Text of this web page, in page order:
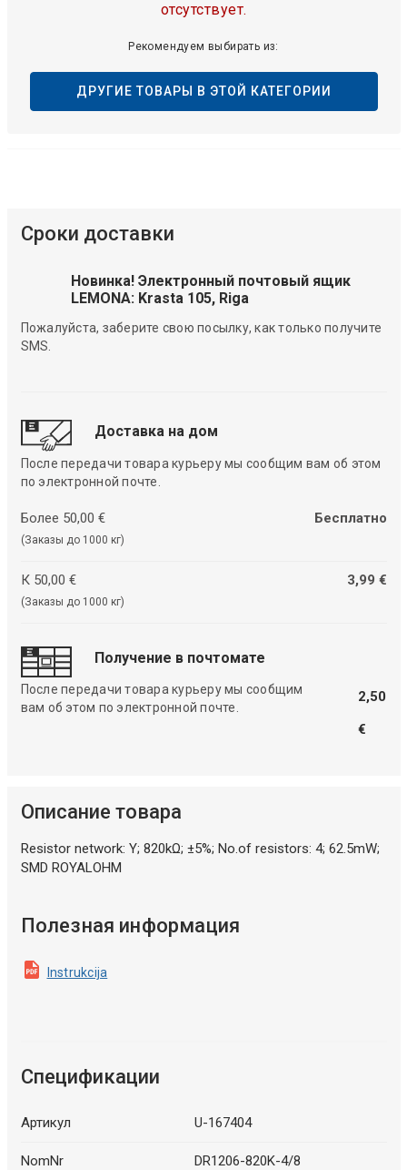
отсутствует.
Рекомендуем выбирать из:
ДРУГИЕ ТОВАРЫ В ЭТОЙ КАТЕГОРИИ
Сроки доставки
Новинка! Электронный почтовый ящик
LEMONA: Krasta 105, Riga
Пожалуйста, заберите свою посылку, как только получите
SMS.
Доставка на дом
После передачи товара курьеру мы сообщим вам об этом
по электронной почте.
Более 50,00 €
(Заказы до 1000 кг)
Бесплатно
К 50,00 €
(Заказы до 1000 кг)
3,99 €
Получение в почтомате
После передачи товара курьеру мы сообщим
вам об этом по электронной почте.
2,50
€
Описание товара
Resistor network: Y; 820kΩ; ±5%; No.of resistors: 4; 62.5mW;
SMD ROYALOHM
Полезная информация
Instrukcija
Спецификации
Артикул U-167404
NomNr DR1206-820K-4/8